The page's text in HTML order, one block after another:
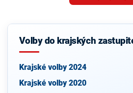
Volby do krajských
Krajské volby 2024
Krajské volby 2020